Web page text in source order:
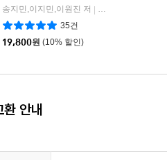
송지민,이지민,이원진 저
길벗
35건
19,800원 (10% 할인)
안내